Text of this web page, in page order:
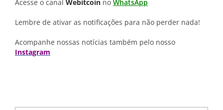
Acesse o canal Webitcoin no WhatsApp
Lembre de ativar as notificações para não perder nada!
Acompanhe nossas notícias também pelo nosso
Instagram